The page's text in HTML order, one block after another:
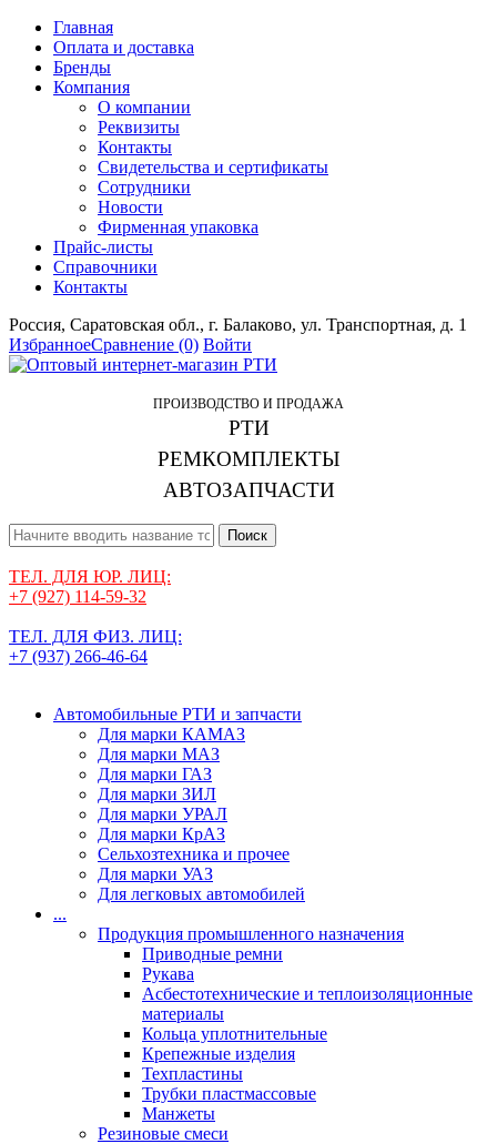
Главная
Оплата и доставка
Бренды
Компания
О компании
Реквизиты
Контакты
Свидетельства и сертификаты
Сотрудники
Новости
Фирменная упаковка
Прайс-листы
Справочники
Контакты
Россия, Саратовская обл., г. Балаково, ул. Транспортная, д. 1
ИзбранноеСравнение (0) Войти
ПРОИЗВОДСТВО И ПРОДАЖА
РТИ
РЕМКОМПЛЕКТЫ
АВТОЗАПЧАСТИ
Поиск
ТЕЛ. ДЛЯ ЮР. ЛИЦ:
+7 (927) 114-59-32
ТЕЛ. ДЛЯ ФИЗ. ЛИЦ:
+7 (937) 266-46-64
Автомобильные РТИ и запчасти
Для марки КАМАЗ
Для марки МАЗ
Для марки ГАЗ
Для марки ЗИЛ
Для марки УРАЛ
Для марки КрАЗ
Сельхозтехника и прочее
Для марки УАЗ
Для легковых автомобилей
...
Продукция промышленного назначения
Приводные ремни
Рукава
Асбестотехнические и теплоизоляционные
материалы
Кольца уплотнительные
Крепежные изделия
Техпластины
Трубки пластмассовые
Манжеты
Резиновые смеси